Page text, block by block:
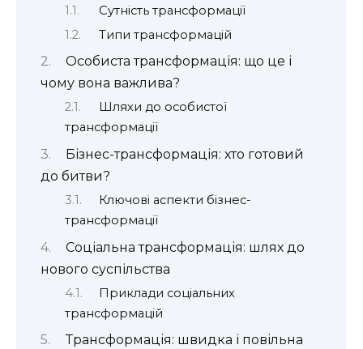
Сутність трансформації
Типи трансформацій
Особиста трансформація: що це і
чому вона важлива?
Шляхи до особистої
трансформації
Бізнес-трансформація: хто готовий
до битви?
Ключові аспекти бізнес-
трансформації
Соціальна трансформація: шлях до
нового суспільства
Приклади соціальних
трансформацій
Трансформація: швидка і повільна